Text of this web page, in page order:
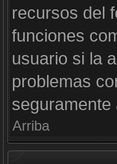
recursos del
funciones
usuario si la
problemas
seguramente
Arriba